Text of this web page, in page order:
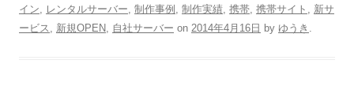
イン, レンタルサーバー, 制作事例 , 制作実績, 携帯, 携帯サイト , 新サ
ービス , 新規OPEN, 自社サーバー on 2014年4月16日 by ゆうき .